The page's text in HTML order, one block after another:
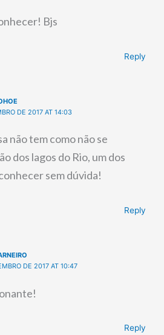
Bjs
Reply
DE 2017 AT 14:03
não tem como não se
dos lagos do Rio, um dos
sem dúvida!
Reply
DE 2017 AT 10:47
Reply